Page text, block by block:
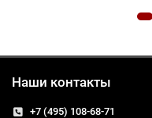
Наши контакты
+7 (495) 108-68-71